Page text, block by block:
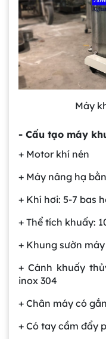
Máy
- Cấu tạo máy
+ Motor khí nén
+ Máy nâng hạ
+ Khí hơi: 5-7 bas
+ Thể tích khuấy:
+ Khung sườn
+ Cánh khuấy
inox 304
+ Chân máy có
+ Có tay cầm đẩy